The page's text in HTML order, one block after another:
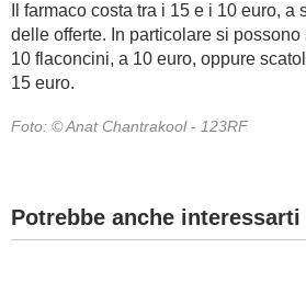
Il farmaco costa tra i 15 e i 10 euro,
delle offerte. In particolare si
10 flaconcini, a 10 euro, oppure
15 euro.
Foto: © Anat Chantrakool - 123RF
Potrebbe anche interessarti